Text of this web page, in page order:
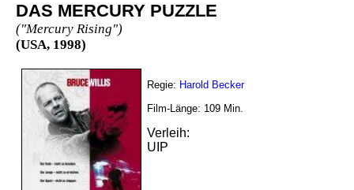
DAS MERCURY PUZZLE
("Mercury Rising")
(USA, 1998)
Regie: Harold Becker
Film-Länge: 109 Min.
Verleih:
UIP